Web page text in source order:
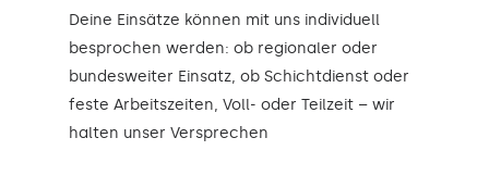
Deine Einsätze können mit uns individuell
besprochen werden: ob regionaler oder
bundesweiter Einsatz, ob Schichtdienst oder
feste Arbeitszeiten, Voll- oder Teilzeit – wir
halten unser Versprechen